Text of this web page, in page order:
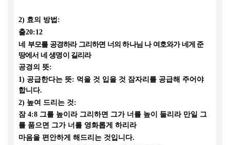
2) 효의 방법 :
출20:12
네 부모를 공경하라 그리하면 너의 하나님 나 여호와가 네게 준
땅에서 네 생명이 길리라
공경의 뜻:
1) 공급한다는 뜻: 먹을 것 입을 것 잠자리를 공급해 주어야
합니다.
2) 높여 드리는 것:
잠 4:8 그를 높이라 그리하면 그가 너를 높이 들리라 만일 그
를 품으면 그가 너를 영화롭게 하리라
마음을 편안하게 해드리는 것입니다.